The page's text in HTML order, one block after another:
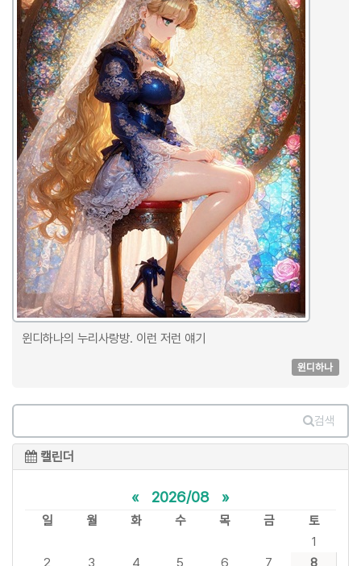
윈디하나의 누리사랑방. 이런 저런 얘기
윈디하나
검색
캘린더
« 2026/08 »
일 월 화 수 목 금
토
1
2
3 4 5 6 7 8